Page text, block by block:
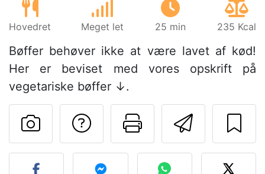
Hovedret Meget let 25 min 235 Kcal
Bøffer behøver ikke at være lavet af kød!
Her er beviset med vores opskrift på
vegetariske bøffer ↓.
Send
Udskriv
Stil et spørgsmål
Send dit billede af denne